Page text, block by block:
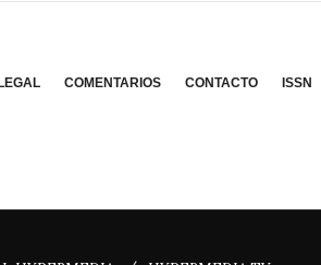
COMENTARIOS CONTACTO ISSN